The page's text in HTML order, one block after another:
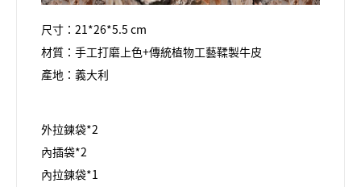
尺寸：21*26*5.5 cm
材質：手工打磨上色+傳統植物工藝鞣製牛皮
產地：義大利
外拉鍊袋*2
內插袋*2
內拉鍊袋*1